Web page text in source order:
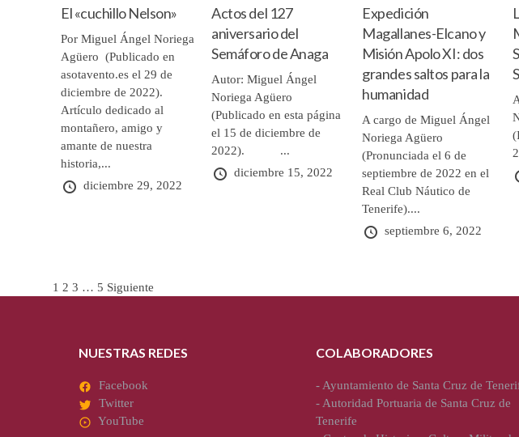
El «cuchillo Nelson»
Por Miguel Ángel Noriega
Agüero (Publicado en
asotavento.es el 29 de
diciembre de 2022).
Artículo dedicado al
montañero, amigo y
amante de nuestra
historia,...
diciembre 29, 2022
Actos del 127
aniversario del
Semáforo de Anaga
Autor: Miguel Ángel
Noriega Agüero
(Publicado en esta página
el 15 de diciembre de
2022). ...
diciembre 15, 2022
Expedición
Magallanes-Elcano y
Misión Apolo XI: dos
grandes saltos para la
humanidad
A cargo de Miguel Ángel
Noriega Agüero
(Pronunciada el 6 de
septiembre de 2022 en el
Real Club Náutico de
Tenerife)....
septiembre 6, 2022
Paginación
entradas
1 2 3 … 5 Siguiente
NUESTRAS REDES
Facebook
Twitter
YouTube
COLABORADORES
-Ayuntamiento de Santa Cruz de
-Autoridad Portuaria de Santa Cruz de
Tenerife